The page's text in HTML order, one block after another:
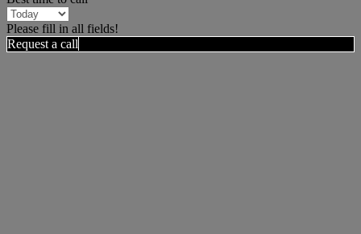
Please fill in all fields!
Request a call